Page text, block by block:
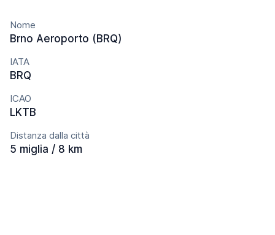
Nome
Brno Aeroporto (BRQ)
IATA
BRQ
ICAO
LKTB
Distanza dalla città
5 miglia / 8 km